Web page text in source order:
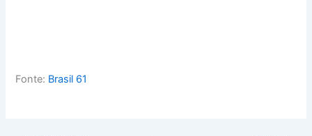
Fonte: Brasil 61